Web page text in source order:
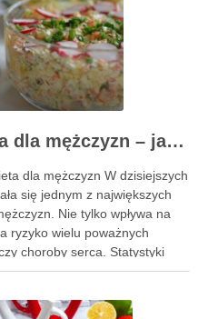
Dieta odchudzająca dla mężczyzn – jak schudnąć z brzucha?
dla mężczyzn W dzisiejszych
się jednym z największych
Nie tylko wpływa na
ryzyko wielu poważnych
choroby serca. Statystyki
102 cm jest